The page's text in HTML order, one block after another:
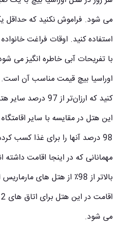
می شود. فراموش نکنید که حداقل
استفاده کنید. اوقات فراغت
با تفریحات آبی خاطره انگیز می
اوراسیا بیچ قیمت مناسب آن است.
کنید که ارزان‌تر از 97 درصد سایر
این هتل در مقایسه با سایر
98 درصد آنها را برای غذا کسب
مهمانانی که در اینجا اقامت داشته
بالاتر از 98٪ از
هتل های مارماریس
می شود.